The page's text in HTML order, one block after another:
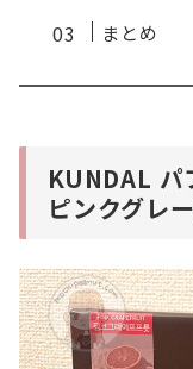
まとめ
KUNDAL
ピンクグレ